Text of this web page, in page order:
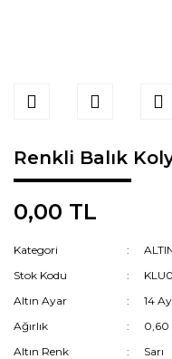
Renkli Balık
0,00 TL
Kategori
Stok Kodu
Altın Ayar
14
Ağırlık
0,60
Altın Renk
Sarı